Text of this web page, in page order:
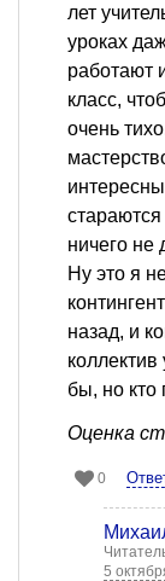
лет
уроках
работают
класс,
очень
ничего не
Ну это я
назад, и
бы, но кто
Оценка
0
5